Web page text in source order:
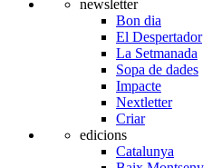
newsletter
Bon dia
El Despertador
La Setmanada
Sopa de dades
Impacte
Nextletter
Criar
edicions
Catalunya